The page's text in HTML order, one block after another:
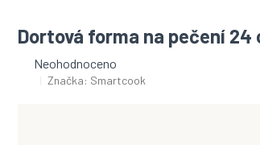
Dortová forma na pečení 24
Průměrné
hodnocení
Neohodnoceno
Značka: Smartcook